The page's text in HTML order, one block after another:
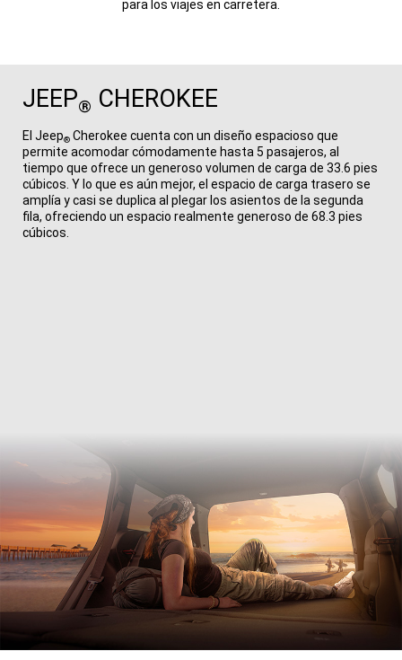
para los viajes en carretera.
JEEP® CHEROKEE
El Jeep® Cherokee cuenta con un diseño espacioso que
permite acomodar cómodamente hasta 5​​​​​​​ pasajeros, al
tiempo que ofrece un generoso volumen de carga de 33.6 pies
cúbicos.​​​​​​​ Y lo que es aún mejor, el espacio de carga trasero se
amplía y casi se duplica al plegar los asientos de la segunda
fila, ofreciendo un espacio realmente generoso de 68.3 pies
cúbicos.